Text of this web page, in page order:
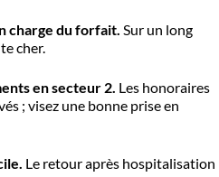
charge du forfait. Sur un long
cher.
en secteur 2. Les honoraires
; visez une bonne prise en
Le retour après hospitalisation